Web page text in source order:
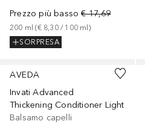
Prezzo più basso € 17,69
200 ml (€ 8,30 / 100 ml)
SORPRESA
AVEDA
Invati Advanced
Thickening Conditioner Light
Balsamo capelli